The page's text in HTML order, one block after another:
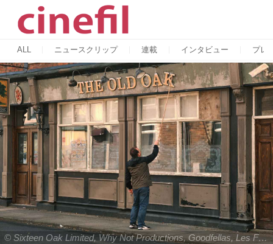
ALL ニュースクリップ 連載 インタビュー プレ
© Sixteen Oak Limited, Why Not Productions, Goodfellas, Les Films du Fleuve, British Broadcasting Corporation, France 2 Cinéma and The British Film Institute 2023